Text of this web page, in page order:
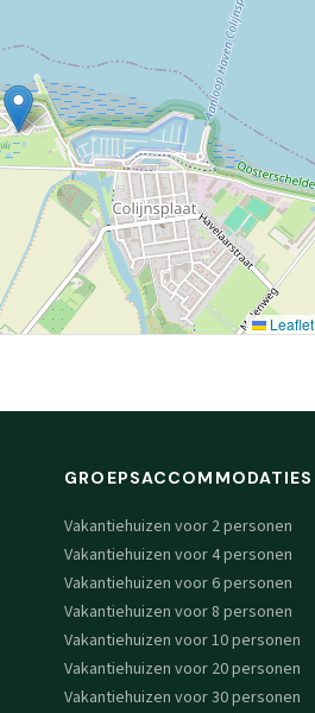
Leaflet
GROEPSACCOMMODATIES
Vakantiehuizen voor 2 personen
Vakantiehuizen voor 4 personen
Vakantiehuizen voor 6 personen
Vakantiehuizen voor 8 personen
Vakantiehuizen voor 10 personen
Vakantiehuizen voor 20 personen
Vakantiehuizen voor 30 personen